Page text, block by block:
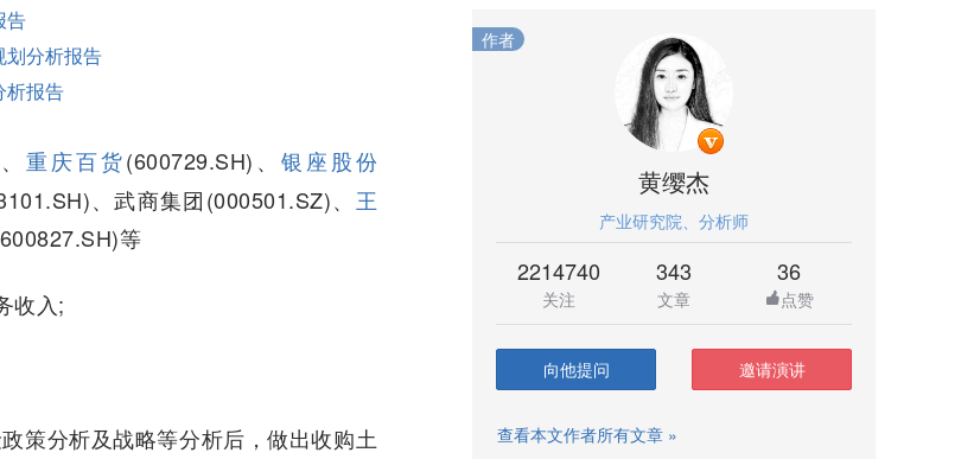
告
划分析报告
析报告
重庆百货(600729.SH)、 银座股份
、武商集团(000501.SZ)、 王
等
收入;
策分析及战略等分析后，做出收购土
作者
黄缨杰
产业研究院、分析师
2214740
关注
343
文章
36
点赞
向他提问 邀请演讲
查看本文作者所有文章 »